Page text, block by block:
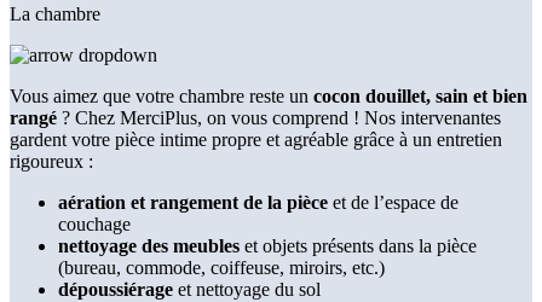
La chambre
Vous aimez que votre chambre reste un cocon douillet, sain et bien
rangé ? Chez MerciPlus, on vous comprend ! Nos intervenantes
gardent votre pièce intime propre et agréable grâce à un entretien
rigoureux :
aération et rangement de la pièce et de l’espace de
couchage
nettoyage des meubles et objets présents dans la pièce
(bureau, commode, coiffeuse, miroirs, etc.)
dépoussiérage et nettoyage du sol